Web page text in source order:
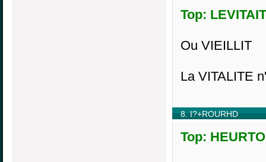
Top:
Ou VIEILLIT
La VITALITE
8. I?+ROURHD
Top: